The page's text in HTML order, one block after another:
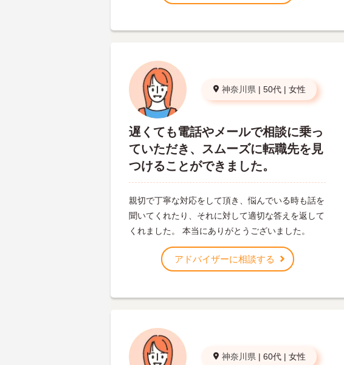
神奈川県 | 50代 | 女性
遅くても電話やメールで相談に乗っ
ていただき、スムーズに転職先を見
つけることができました。
親切で丁寧な対応をして頂き、悩んでいる時も話を
聞いてくれたり、それに対して適切な答えを返して
くれました。 本当にありがとうございました。
アドバイザーに相談する
神奈川県 | 60代 | 女性